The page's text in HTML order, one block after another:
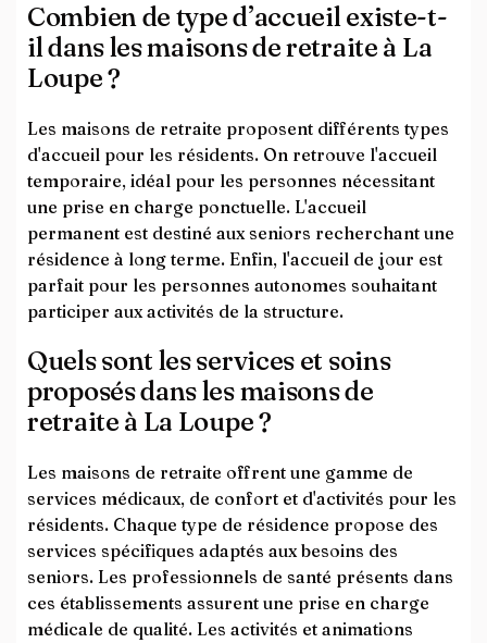
Combien de type d’accueil existe-t-
il dans les maisons de retraite à La
Loupe ?
Les maisons de retraite proposent différents types
d'accueil pour les résidents. On retrouve l'accueil
temporaire, idéal pour les personnes nécessitant
une prise en charge ponctuelle. L'accueil
permanent est destiné aux seniors recherchant une
résidence à long terme. Enfin, l'accueil de jour est
parfait pour les personnes autonomes souhaitant
participer aux activités de la structure.
Quels sont les services et soins
proposés dans les maisons de
retraite à La Loupe ?
Les maisons de retraite offrent une gamme de
services médicaux, de confort et d'activités pour les
résidents. Chaque type de résidence propose des
services spécifiques adaptés aux besoins des
seniors. Les professionnels de santé présents dans
ces établissements assurent une prise en charge
médicale de qualité. Les activités et animations